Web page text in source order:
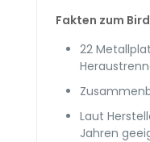
Fakten zum
22
Laut
Jahren